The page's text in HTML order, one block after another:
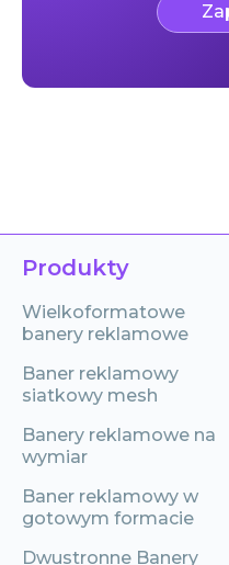
Produkty
Wielkoformatowe
banery reklamowe
Baner reklamowy
siatkowy mesh
Banery reklamowe na
wymiar
Baner reklamowy w
gotowym formacie
Dwustronne Banery